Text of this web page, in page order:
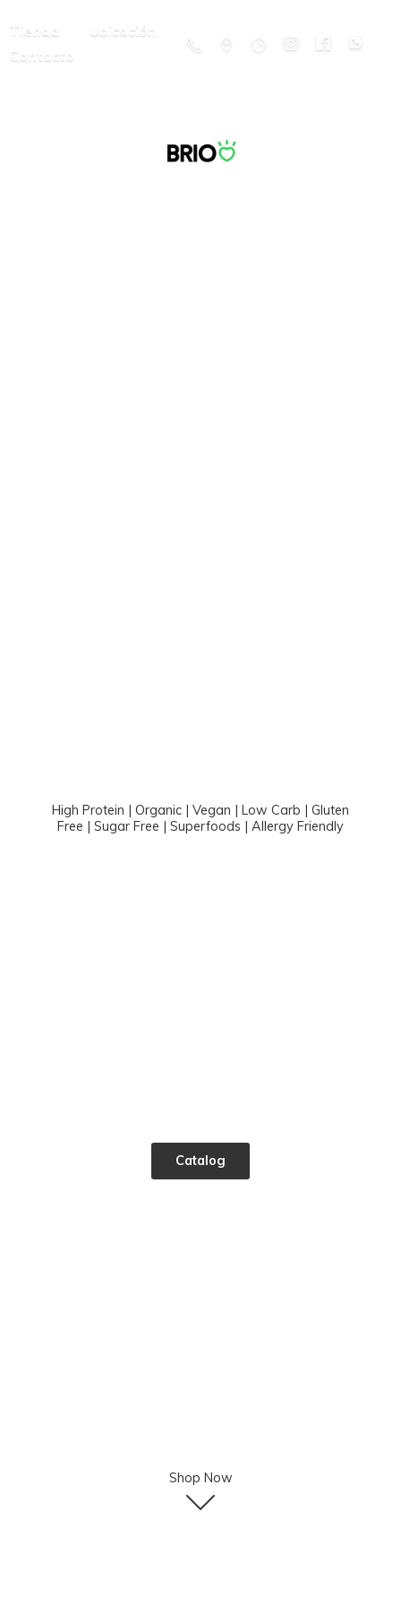
Tienda
Ubicación
Contacto
High Protein | Organic | Vegan | Low Carb | Gluten
Free | Sugar Free | Superfoods | Allergy Friendly
Catalog
Shop Now